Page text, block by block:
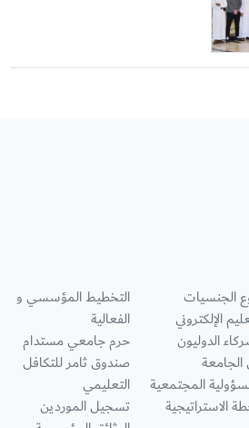
الجنسيات
الإلكتروني
الدوليون
المجتمعية
الاستراتيجية
التخطيط المؤسسي و
الفعالية
حرم جامعي مستدام
صندوق ثامر للتكافل
التعليمي
تسجيل الموردين